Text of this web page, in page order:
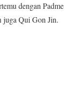
dengan Padme
juga Qui Gon Jin.